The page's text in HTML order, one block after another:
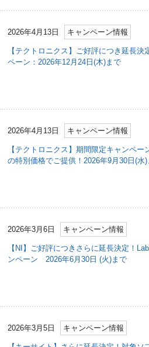
2026年4月13日 キャンペーン情報
【テクトロニクス】ご好評につき延長
ペーン：2026年12月24日(木)まで
2026年4月13日 キャンペーン情報
【テクトロニクス】期間限定キャンペ
の特別価格でご提供！2026年9月30日(水)
2026年3月6日 キャンペーン情報
【NI】ご好評につきさらに延長決定！
ンペーン 2026年6月30日 (火)まで
2026年3月5日 キャンペーン情報